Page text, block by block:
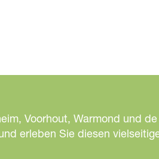
Voorhout, Warmond und
erleben Sie diesen